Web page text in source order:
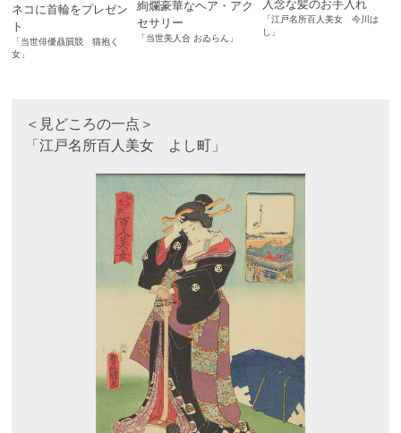
ネコに首輪をプレゼン
ト
「当世俳優贔屓競 猫抱く
女」
絢爛豪華なヘア・アク
セサリー
「当世美人合 おゐらん」
入念な髪のお手入れ
「江戸名所百人美女 今川は
し」
＜見どころの一点＞
「江戸名所百人美女 よし町」